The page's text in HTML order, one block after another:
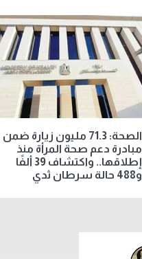
الصحة: 71.3 مليون زيارة ضمن
مبادرة دعم صحة المرأة منذ
إطلاقها.. واكتشاف 39 ألفًا
و488 حالة سرطان ثدي